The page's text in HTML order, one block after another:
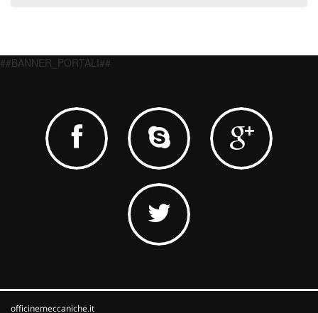
##BANNER_PORTALI##
officinemeccaniche.it